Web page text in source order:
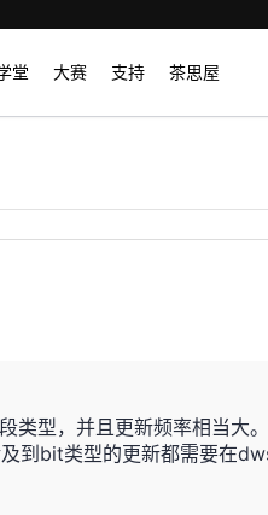
堂 大赛 支持 茶思屋
类型，并且更新频率相当大
到bit类型的更新都需要在